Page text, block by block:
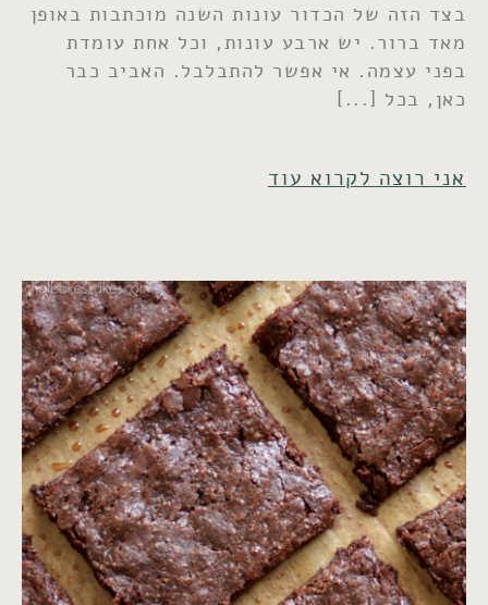
בצד הזה של הכדור עונות השנה מוכתבות באופן
מאד ברור. יש ארבע עונות, וכל אחת עומדת
בפני עצמה. אי אפשר להתבלבל. האביב כבר
כאן, בכל
אני רוצה לקרוא עוד